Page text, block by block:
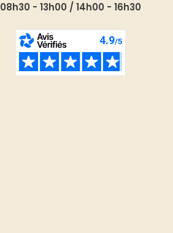
08h30 - 13h00 / 14h00 - 16h30